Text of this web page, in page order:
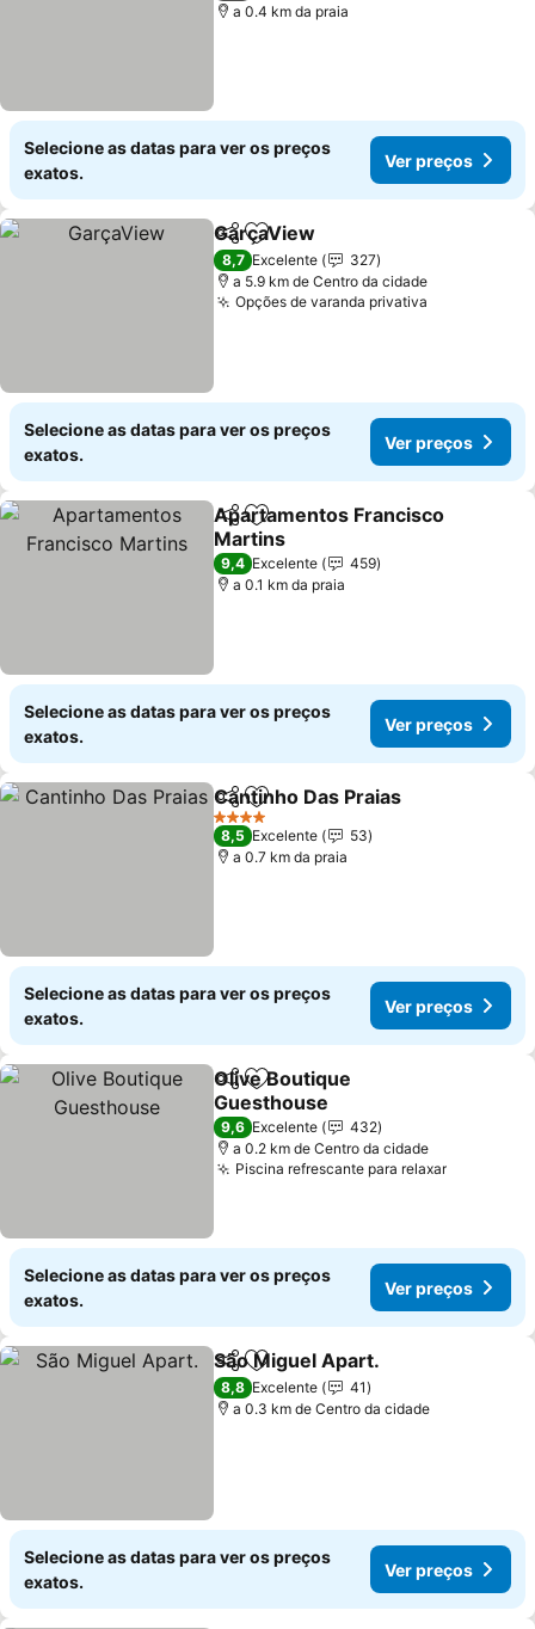
a 0.4 km da praia
Selecione as datas para ver os preços
exatos.
Ver preços
PartilharAdicionar aos favoritos
GarçaView
8,7 Excelente
327
a 5.9 km de Centro da cidade
Opções de varanda privativa
Selecione as datas para ver os preços
exatos.
Ver preços
PartilharAdicionar aos favoritos
Apartamentos Francisco
Martins
Ver preços
9,4 Excelente
459
a 0.1 km da praia
Selecione as datas para ver os preços
exatos.
Ver preços
PartilharAdicionar aos favoritos
Cantinho Das Praias
4 Estrelas
8,5 Excelente
53
a 0.7 km da praia
Selecione as datas para ver os preços
exatos.
Ver preços
PartilharAdicionar aos favoritos
Olive Boutique
Guesthouse
Ver preços
9,6 Excelente
432
a 0.2 km de Centro da cidade
Piscina refrescante para relaxarVer
Selecione as datas para ver os preços
exatos.
Ver preços
PartilharAdicionar aos favoritos
São Miguel Apart.
8,8 Excelente
41
a 0.3 km de Centro da cidade
Selecione as datas para ver os preços
exatos.
Ver preços